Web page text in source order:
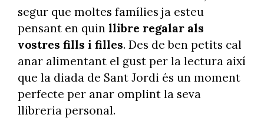
segur que moltes famílies ja esteu
pensant en quinllibre regalar als
vostres fills i filles. Des de ben petits cal
anar alimentant el gust per la lectura així
que la diada de Sant Jordi és un moment
perfecte per anar omplint la seva
llibreria personal.